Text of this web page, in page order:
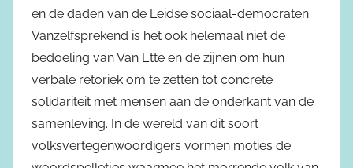
en de daden van de Leidse sociaal-democraten.
Vanzelfsprekend is het ook helemaal niet de
bedoeling van Van Ette en de zijnen om hun
verbale retoriek om te zetten tot concrete
solidariteit met mensen aan de onderkant van de
samenleving. In de wereld van dit soort
volksvertegenwoordigers vormen moties de